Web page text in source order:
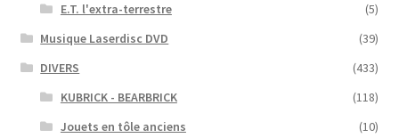
E.T. l'extra-terrestre
(5)
Musique Laserdisc DVD
(39)
DIVERS
(433)
KUBRICK - BEARBRICK
(118)
Jouets en tôle anciens
(10)